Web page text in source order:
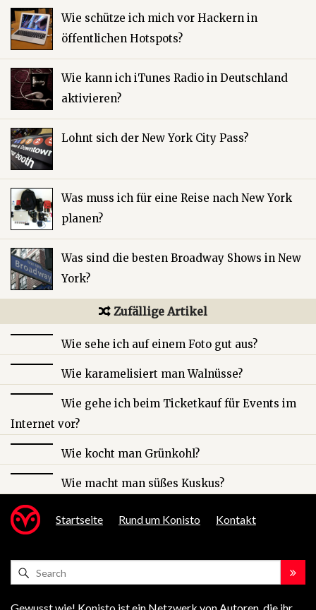
Wie schütze ich mich vor Hackern in
öffentlichen Hotspots?
Wie kann ich iTunes Radio in Deutschland
aktivieren?
Lohnt sich der New York City Pass?
Was muss ich für eine Reise nach New York
planen?
Was sind die besten Broadway Shows in New
York?
Zufällige Artikel
Wie sehe ich auf einem Foto gut aus?
Wie karamelisiert man Walnüsse?
Wie gehe ich beim Ticketkauf für Events im
Internet vor?
Wie kocht man Grünkohl?
Wie macht man süßes Kuskus?
Startseite Rund um Konisto Kontakt